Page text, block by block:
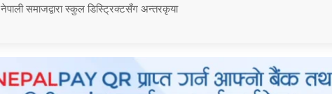
नेपाली समाजद्वारा स्कुल डिस्ट्रिक्टसँग अन्तरकृया